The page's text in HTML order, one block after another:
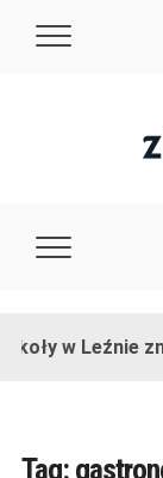
w Leźnie
Tag: